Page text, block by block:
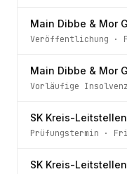
Main Dibbe & Mor
Veröffentlichung ·
Main Dibbe & Mor
Vorläufige
SK Kreis-
Prüfungstermin ·
SK Kreis-